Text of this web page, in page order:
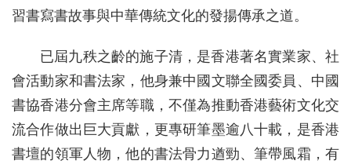
習書寫書故事與中華傳統文化的發揚傳承之道。
已屆九秩之齡的施子清，是香港著名實業家、社
會活動家和書法家，他身兼中國文聯全國委員、中國
書協香港分會主席等職，不僅為推動香港藝術文化交
流合作做出巨大貢獻，更專研筆墨逾八十載，是香港
書壇的領軍人物，他的書法骨力遒勁、筆帶風霜，有